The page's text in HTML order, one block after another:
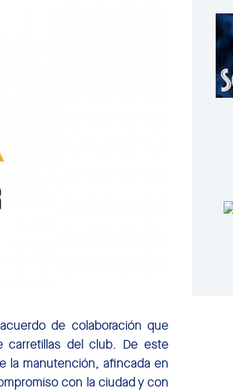
de colaboración que
carretillas del club. De este
la manutención, afincada en
con la ciudad y con